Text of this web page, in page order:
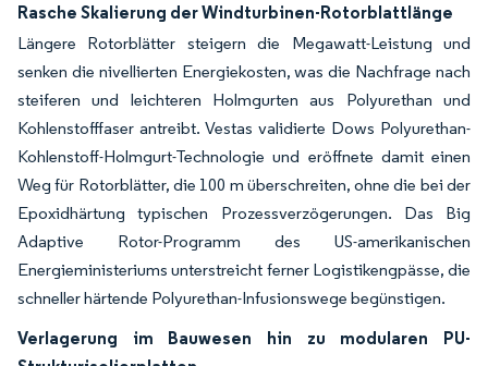
Rasche Skalierung der Windturbinen-Rotorblattlänge
Längere Rotorblätter steigern die Megawatt-Leistung und
senken die nivellierten Energiekosten, was die Nachfrage nach
steiferen und leichteren Holmgurten aus Polyurethan und
Kohlenstofffaser antreibt. Vestas validierte Dows Polyurethan-
Kohlenstoff-Holmgurt-Technologie und eröffnete damit einen
Weg für Rotorblätter, die 100 m überschreiten, ohne die bei der
Epoxidhärtung typischen Prozessverzögerungen. Das Big
Adaptive Rotor-Programm des US-amerikanischen
Energieministeriums unterstreicht ferner Logistikengpässe, die
schneller härtende Polyurethan-Infusionswege begünstigen.
Verlagerung im Bauwesen hin zu modularen PU-